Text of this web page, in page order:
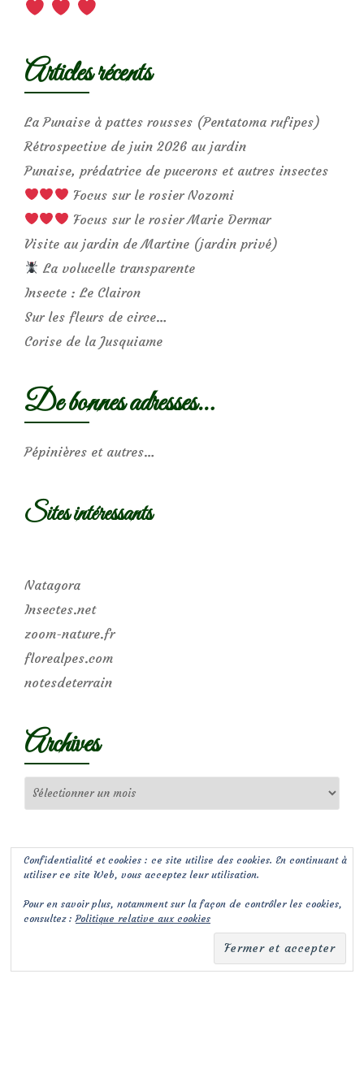
Articles récents
La Punaise à pattes rousses (Pentatoma rufipes)
Rétrospective de juin 2026 au jardin
Punaise, prédatrice de pucerons et autres insectes
Focus sur le rosier Nozomi
Focus sur le rosier Marie Dermar
Visite au jardin de Martine (jardin privé)
La volucelle transparente
Insecte : Le Clairon
Sur les fleurs de circe…
Corise de la Jusquiame
De bonnes adresses…
Pépinières et autres…
Sites intéressants
Natagora
Insectes.net
zoom-nature.fr
florealpes.com
notesdeterrain
Archives
Confidentialité et cookies : ce site utilise des cookies. En continuant à
utiliser ce site Web, vous acceptez leur utilisation.
Pour en savoir plus, notamment sur la façon de contrôler les cookies,
consultez :Politique relative aux cookies